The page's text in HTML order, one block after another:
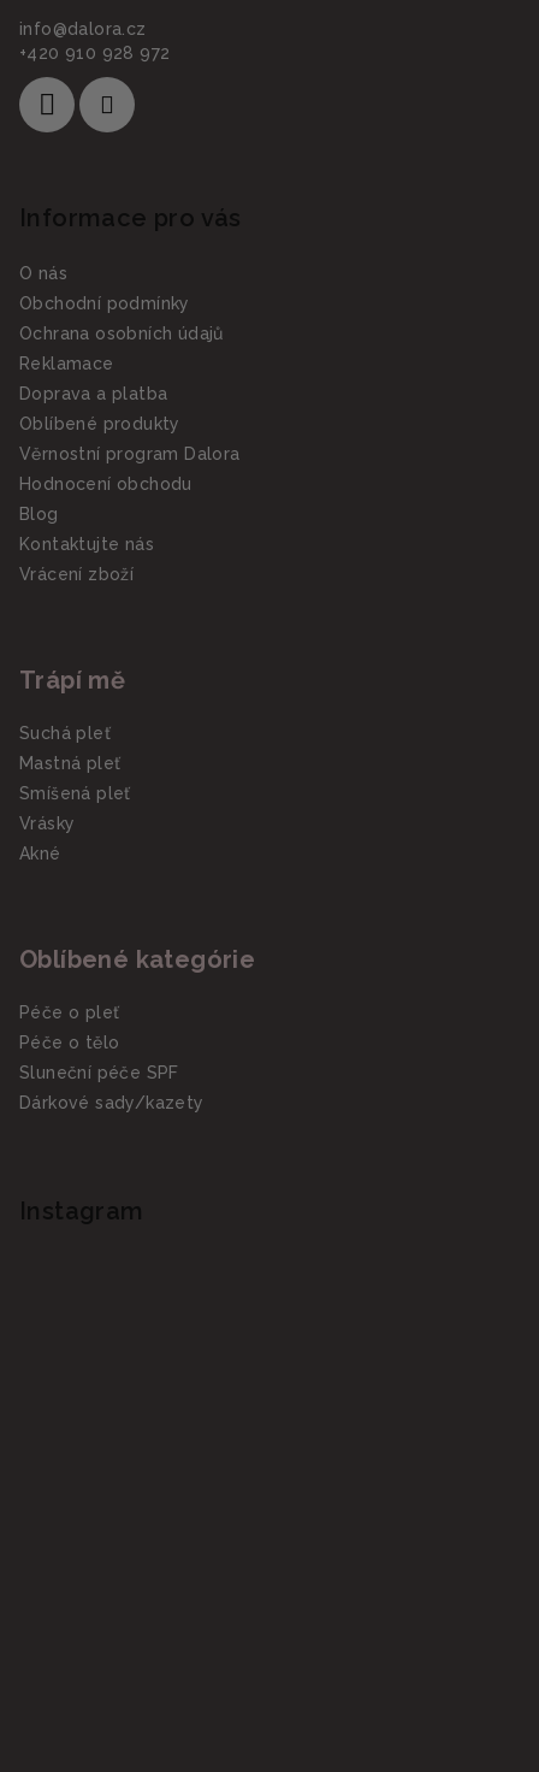
info@dalora.cz
+420 910 928 972
Informace pro vás
O nás
Obchodní podmínky
Ochrana osobních údajů
Reklamace
Doprava a platba
Oblíbené produkty
Věrnostní program Dalora
Hodnocení obchodu
Blog
Kontaktujte nás
Vrácení zboží
Trápí mě
Suchá pleť
Mastná pleť
Smíšená pleť
Vrásky
Akné
Oblíbené kategórie
Péče o pleť
Péče o tělo
Sluneční péče SPF
Dárkové sady/kazety
Instagram